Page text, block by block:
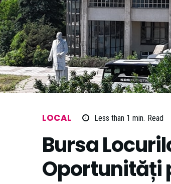
LOCAL Less than 1 min. Read
Bursa
Oportunități